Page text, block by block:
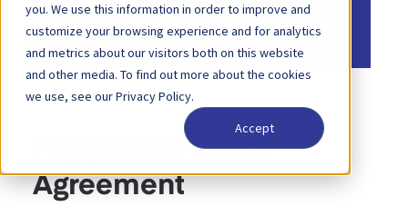
you. We use this information in order to improve and
customize your browsing experience and for analytics
and metrics about our visitors both on this website
and other media. To find out more about the cookies
we use, see our Privacy Policy.
Accept
Startseite Wissensdatenbank
Peppol BIS Order
Agreement